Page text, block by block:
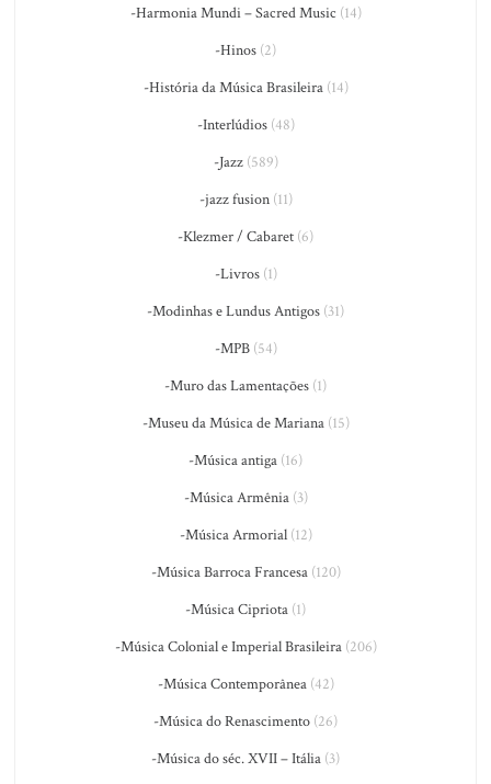
-Harmonia Mundi – Sacred Music (14)
-Hinos (2)
-História da Música Brasileira(14)
-Interlúdios(48)
-Jazz(589)
-jazz fusion(11)
-Klezmer / Cabaret (6)
-Livros(1)
-Modinhas e Lundus Antigos (31)
-MPB(54)
-Muro das Lamentações (1)
-Museu da Música de Mariana(15)
-Música antiga (16)
-Música Armênia(3)
-Música Armorial(12)
-Música Barroca Francesa(120)
-Música Cipriota (1)
-Música Colonial e Imperial Brasileira(206)
-Música Contemporânea(42)
-Música do Renascimento (26)
-Música do séc. XVII – Itália (3)